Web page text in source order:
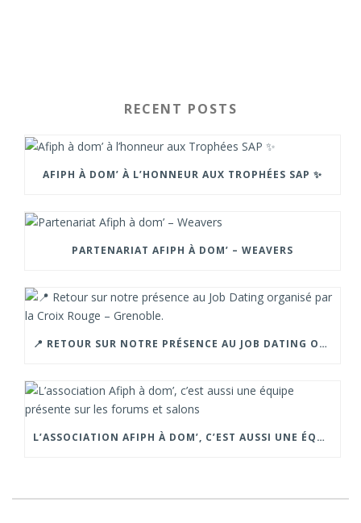
RECENT POSTS
AFIPH À DOM’ À L’HONNEUR AUX TROPHÉES SAP ✨
PARTENARIAT AFIPH À DOM’ – WEAVERS
📍 RETOUR SUR NOTRE PRÉSENCE AU JOB DATING ORGANISÉ PAR LA CROIX ROUGE – GRENOBLE.
L’ASSOCIATION AFIPH À DOM’, C’EST AUSSI UNE ÉQUIPE PRÉSENTE SUR LES FORUMS ET SALONS